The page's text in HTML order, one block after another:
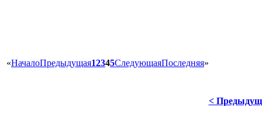
«НачалоПредыдущая12345СледующаяПоследняя»
<